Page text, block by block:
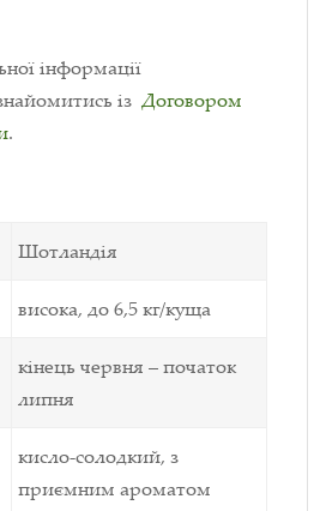
інформації
із Договором
.
Шотландія
висока, до 6,5 кг/куща
кінець червня – початок
липня
кисло-солодкий, з
приємним ароматом